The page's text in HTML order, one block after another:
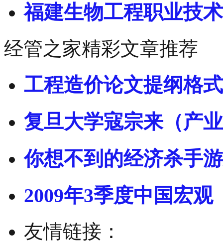
福建生物工程职业技
经管之家精彩文章推荐
工程造价论文提纲格
复旦大学寇宗来（产
你想不到的经济杀手
2009年3季度中国宏观
友情链接：